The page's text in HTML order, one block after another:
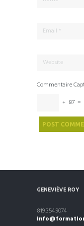
Commentaire
+ 87 =
GENEVIÈVE ROY
819.354.9074